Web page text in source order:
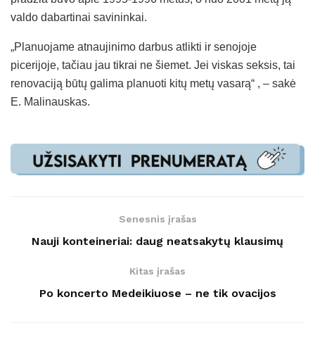
valdo dabartinai savininkai.
„Planuojame atnaujinimo darbus atlikti ir senojoje
picerijoje, tačiau jau tikrai ne šiemet. Jei viskas seksis, tai
renovaciją būtų galima planuoti kitų metų vasarą“ , – sakė
E. Malinauskas.
Senesnis įrašas
Nauji konteineriai: daug neatsakytų klausimų
Kitas įrašas
Po koncerto Medeikiuose – ne tik ovacijos